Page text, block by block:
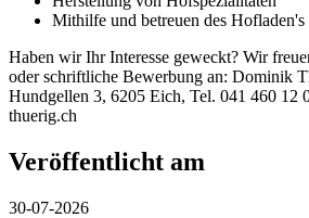
Mithilfe und betreuen des Hofladen's
Haben wir Ihr Interesse geweckt? Wir
oder schriftliche Bewerbung an: Dominik
Hundgellen 3, 6205 Eich, Tel. 041 460 12
thuerig.ch
Veröffentlicht am
30-07-2026